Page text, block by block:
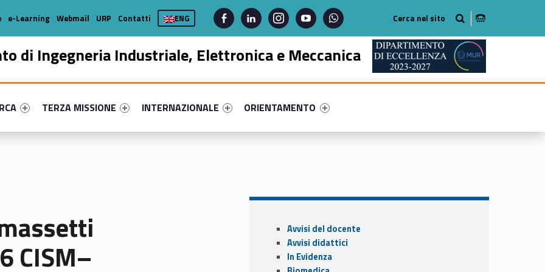
di Ingegneria Industriale, Elettronica e Meccanica
primary-20025-17
#link-menu-primary-59364-39
Link identifier #link-menu-primary-36993-51
TERZA MISSIONE
Link identifier #link-menu-primary-58070-57
INTERNAZIONALE
Link identifier #link-menu-primary-55812-68
ORIENTAMENTO
e-Learning Webmail URP Contatti ENG
facebook-alt linkedininstagramyoutubewhatsapp
CISM–
Sidebar
Avvisi del docente
Avvisi didattici
In Evidenza